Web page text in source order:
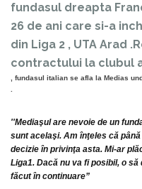
fundasul dreapta
26 de ani care si-a
din Liga 2 , UTA Arad
contractului la clubul
, fundasul italian se afla la Medias
''Mediaşul are nevoie de un
sunt acelaşi. Am înţeles că
decizie în privinţa asta. Mi-ar
Liga1. Dacă nu va fi posibil, o
făcut în continuare”